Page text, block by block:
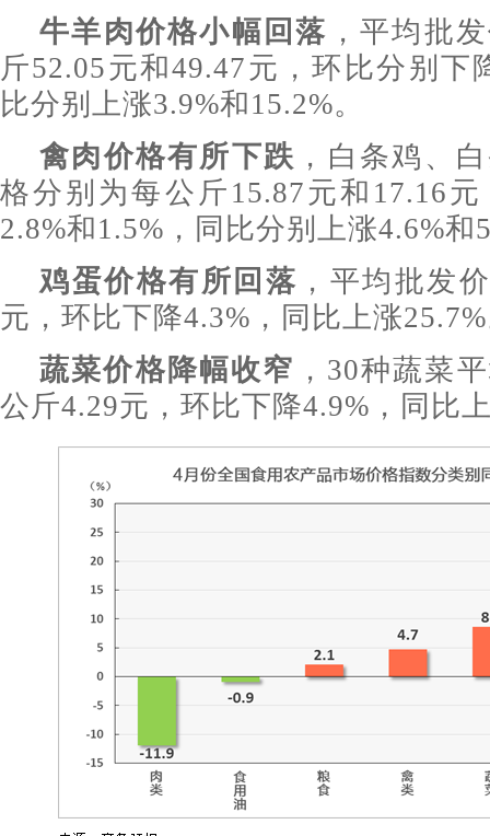
牛羊肉价格小幅回落 ，平均批
斤52.05元和49.47元，环比分别下
比分别上涨3.9%和15.2%。
禽肉价格有所下跌 ，白条鸡、
格分别为每公斤15.87元和17.16
2.8%和1.5%，同比分别上涨4.6%和
鸡蛋价格有所回落 ，平均批发
元，环比下降4.3%，同比上涨
蔬菜价格降幅收窄 ，30种蔬菜
公斤4.29元，环比下降4.9%，同比